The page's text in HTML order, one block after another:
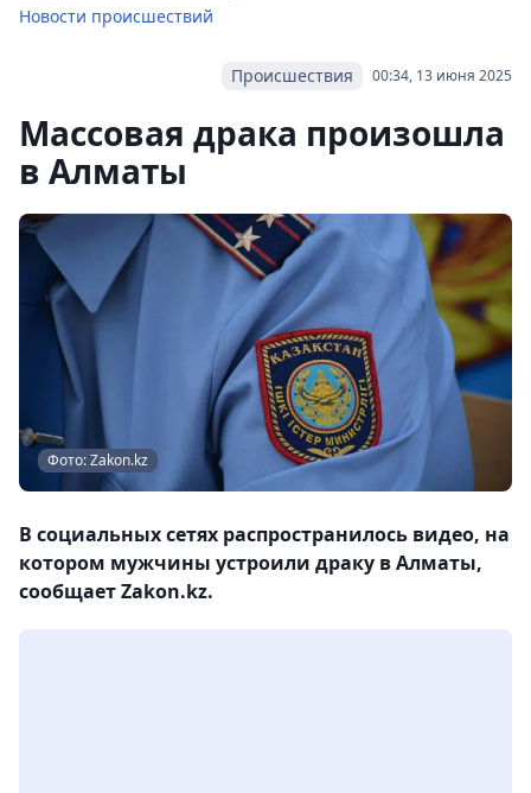
Новости происшествий
00:34, 13 июня 2025
Происшествия
Массовая драка произошла
в Алматы
Фото: Zakon.kz
В социальных сетях распространилось видео, на
котором мужчины устроили драку в Алматы,
сообщает Zakon.kz.